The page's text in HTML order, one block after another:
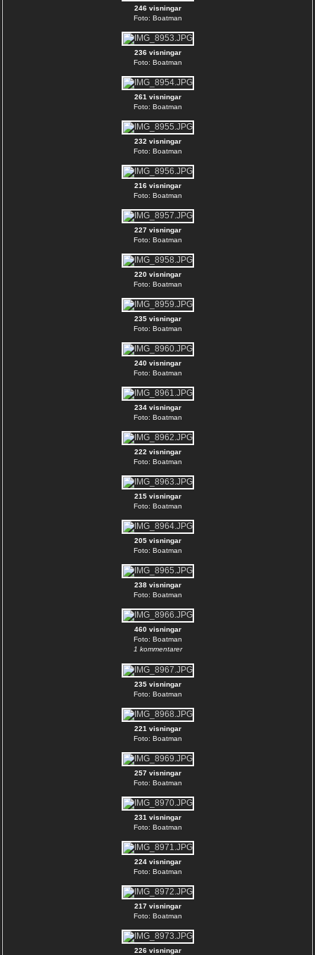
246 visningar
Foto: Boatman
236 visningar
Foto: Boatman
261 visningar
Foto: Boatman
232 visningar
Foto: Boatman
216 visningar
Foto: Boatman
227 visningar
Foto: Boatman
220 visningar
Foto: Boatman
235 visningar
Foto: Boatman
240 visningar
Foto: Boatman
234 visningar
Foto: Boatman
222 visningar
Foto: Boatman
215 visningar
Foto: Boatman
205 visningar
Foto: Boatman
238 visningar
Foto: Boatman
460 visningar
Foto: Boatman
1 kommentarer
235 visningar
Foto: Boatman
221 visningar
Foto: Boatman
257 visningar
Foto: Boatman
231 visningar
Foto: Boatman
224 visningar
Foto: Boatman
217 visningar
Foto: Boatman
226 visningar